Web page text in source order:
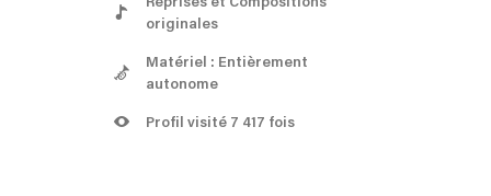
originales
Matériel : Entièrement
autonome
Profil visité 7 417 fois